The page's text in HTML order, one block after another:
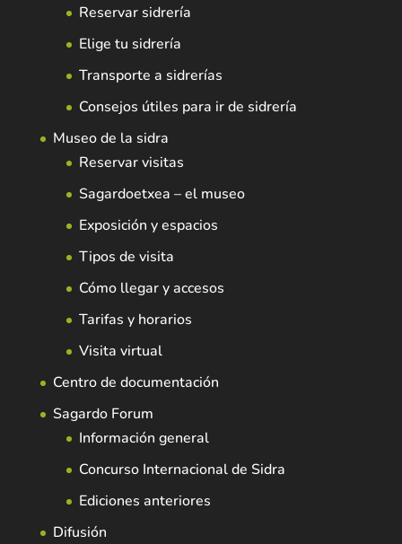
Reservar sidrería
Elige tu sidrería
Transporte a sidrerías
Consejos útiles para ir de sidrería
Museo de la sidra
Reservar visitas
Sagardoetxea – el museo
Exposición y espacios
Tipos de visita
Cómo llegar y accesos
Tarifas y horarios
Visita virtual
Centro de documentación
Sagardo Forum
Información general
Concurso Internacional de Sidra
Ediciones anteriores
Difusión